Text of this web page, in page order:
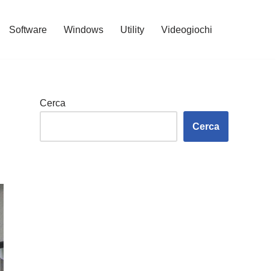
Software Windows Utility Videogiochi
Cerca
Cerca